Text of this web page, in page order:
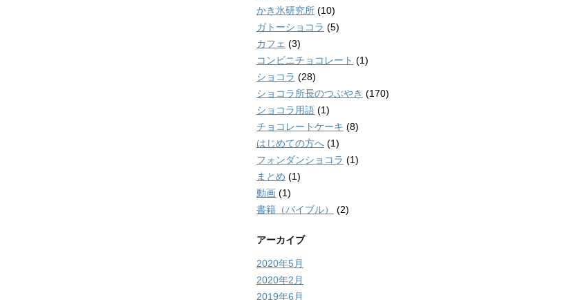
かき氷研究所 (10)
ガトーショコラ (5)
カフェ (3)
コンビニチョコレート (1)
ショコラ (28)
ショコラ所長のつぶやき (170)
ショコラ用語 (1)
チョコレートケーキ (8)
はじめての方へ (1)
フォンダンショコラ (1)
まとめ (1)
動画 (1)
書籍（バイブル）
(2)
アーカイブ
2020年5月
2020年2月
2019年6月